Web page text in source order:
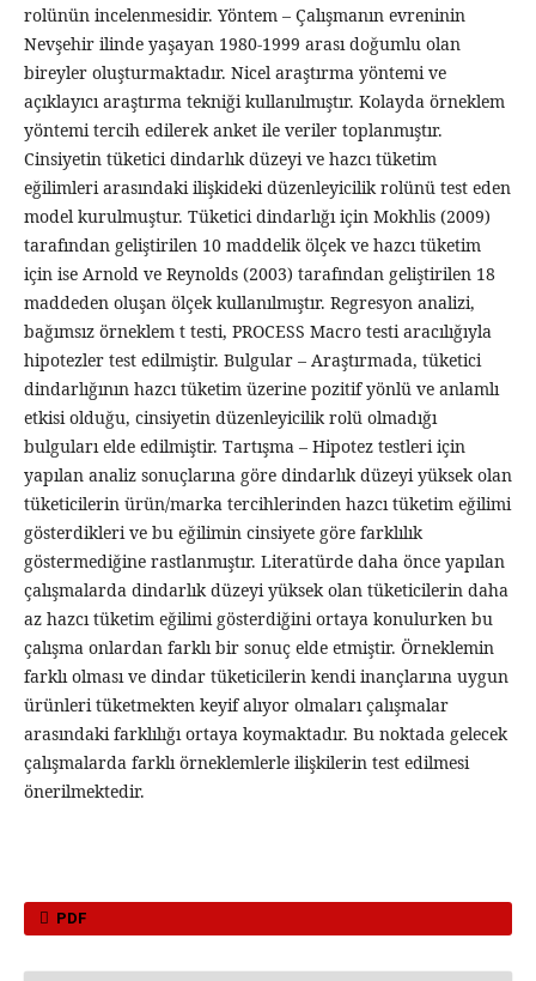
rolünün incelenmesidir. Yöntem – Çalışmanın evreninin
Nevşehir ilinde yaşayan 1980-1999 arası doğumlu olan
bireyler oluşturmaktadır. Nicel araştırma yöntemi ve
açıklayıcı araştırma tekniği kullanılmıştır. Kolayda örneklem
yöntemi tercih edilerek anket ile veriler toplanmıştır.
Cinsiyetin tüketici dindarlık düzeyi ve hazcı tüketim
eğilimleri arasındaki ilişkideki düzenleyicilik rolünü test eden
model kurulmuştur. Tüketici dindarlığı için Mokhlis (2009)
tarafından geliştirilen 10 maddelik ölçek ve hazcı tüketim
için ise Arnold ve Reynolds (2003) tarafından geliştirilen 18
maddeden oluşan ölçek kullanılmıştır. Regresyon analizi,
bağımsız örneklem t testi, PROCESS Macro testi aracılığıyla
hipotezler test edilmiştir. Bulgular – Araştırmada, tüketici
dindarlığının hazcı tüketim üzerine pozitif yönlü ve anlamlı
etkisi olduğu, cinsiyetin düzenleyicilik rolü olmadığı
bulguları elde edilmiştir. Tartışma – Hipotez testleri için
yapılan analiz sonuçlarına göre dindarlık düzeyi yüksek olan
tüketicilerin ürün/marka tercihlerinden hazcı tüketim eğilimi
gösterdikleri ve bu eğilimin cinsiyete göre farklılık
göstermediğine rastlanmıştır. Literatürde daha önce yapılan
çalışmalarda dindarlık düzeyi yüksek olan tüketicilerin daha
az hazcı tüketim eğilimi gösterdiğini ortaya konulurken bu
çalışma onlardan farklı bir sonuç elde etmiştir. Örneklemin
farklı olması ve dindar tüketicilerin kendi inançlarına uygun
ürünleri tüketmekten keyif alıyor olmaları çalışmalar
arasındaki farklılığı ortaya koymaktadır. Bu noktada gelecek
çalışmalarda farklı örneklemlerle ilişkilerin test edilmesi
önerilmektedir.
PDF